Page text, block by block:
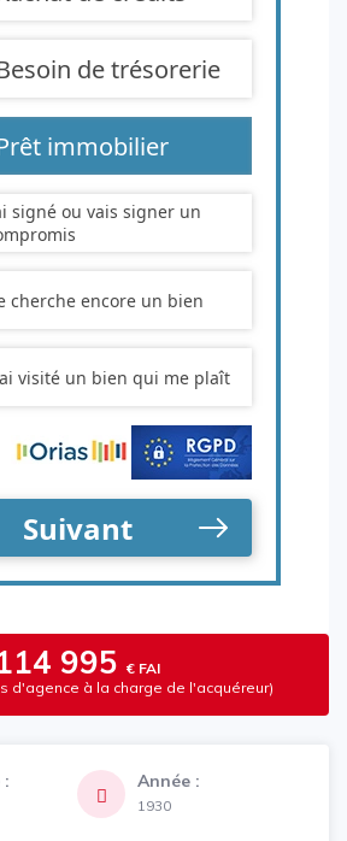
995 € FAI
d'agence à la charge de l'acquéreur)
: Année :
1930